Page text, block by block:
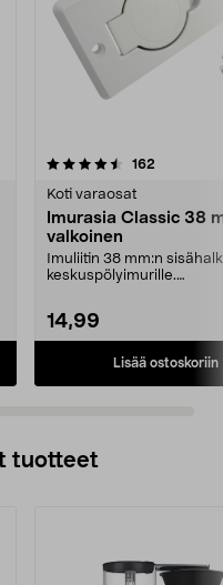
162
Koti varaosat
Imurasia Classic 38
valkoinen
Imuliitin 38 mm:n
keskuspölyimurille.
14,99
Lisää ostoskoriin
3.5 viidestä
tuotteet